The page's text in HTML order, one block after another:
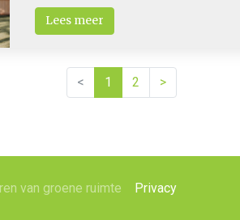
Lees meer
< 1 2 >
van groene ruimte Privacy